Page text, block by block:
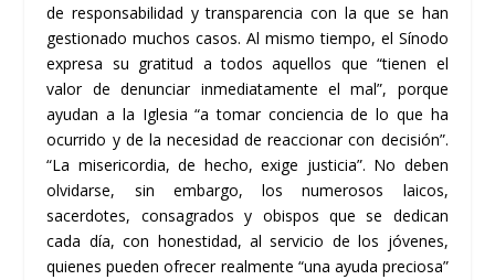
de responsabilidad y transparencia con la que se han
gestionado muchos casos. Al mismo tiempo, el Sínodo
expresa su gratitud a todos aquellos que “tienen el
valor de denunciar inmediatamente el mal”, porque
ayudan a la Iglesia “a tomar conciencia de lo que ha
ocurrido y de la necesidad de reaccionar con decisión”.
“La misericordia, de hecho, exige justicia”. No deben
olvidarse, sin embargo, los numerosos laicos,
sacerdotes, consagrados y obispos que se dedican
cada día, con honestidad, al servicio de los jóvenes,
quienes pueden ofrecer realmente “una ayuda preciosa”